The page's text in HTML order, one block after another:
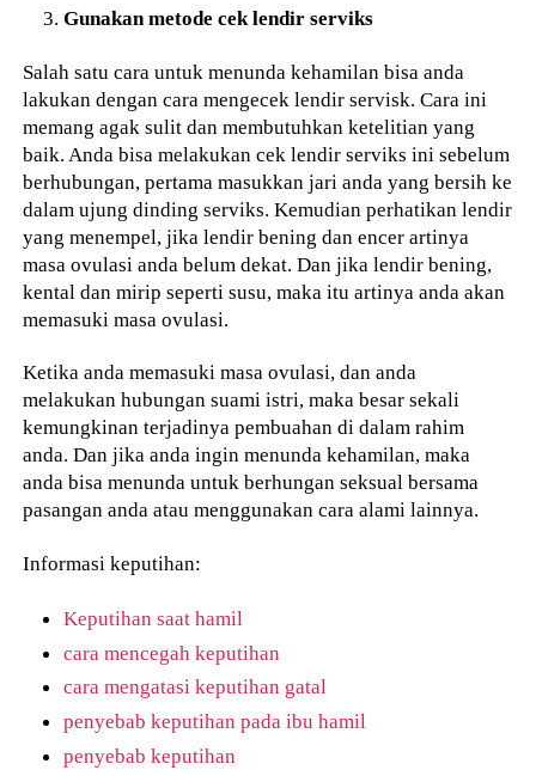
Gunakan metode cek lendir serviks
Salah satu cara untuk menunda kehamilan bisa anda
lakukan dengan cara mengecek lendir servisk. Cara ini
memang agak sulit dan membutuhkan ketelitian yang
baik. Anda bisa melakukan cek lendir serviks ini sebelum
berhubungan, pertama masukkan jari anda yang bersih ke
dalam ujung dinding serviks. Kemudian perhatikan lendir
yang menempel, jika lendir bening dan encer artinya
masa ovulasi anda belum dekat. Dan jika lendir bening,
kental dan mirip seperti susu, maka itu artinya anda akan
memasuki masa ovulasi.
Ketika anda memasuki masa ovulasi, dan anda
melakukan hubungan suami istri, maka besar sekali
kemungkinan terjadinya pembuahan di dalam rahim
anda. Dan jika anda ingin menunda kehamilan, maka
anda bisa menunda untuk berhungan seksual bersama
pasangan anda atau menggunakan cara alami lainnya.
Informasi keputihan:
Keputihan saat hamil
cara mencegah keputihan
cara mengatasi keputihan gatal
penyebab keputihan pada ibu hamil
penyebab keputihan